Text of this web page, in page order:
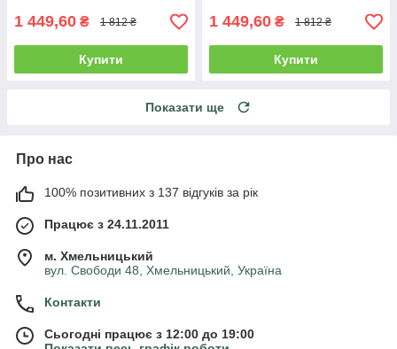
1 449,60 ₴ 1 812 ₴
Купити
1 449,60 ₴ 1 812 ₴
Купити
Показати ще
Про нас
100% позитивних з 137 відгуків за рік
Працює з 24.11.2011
м. Хмельницький
вул. Свободи 48, Хмельницький, Україна
Контакти
Сьогодні працює з 12:00 до 19:00